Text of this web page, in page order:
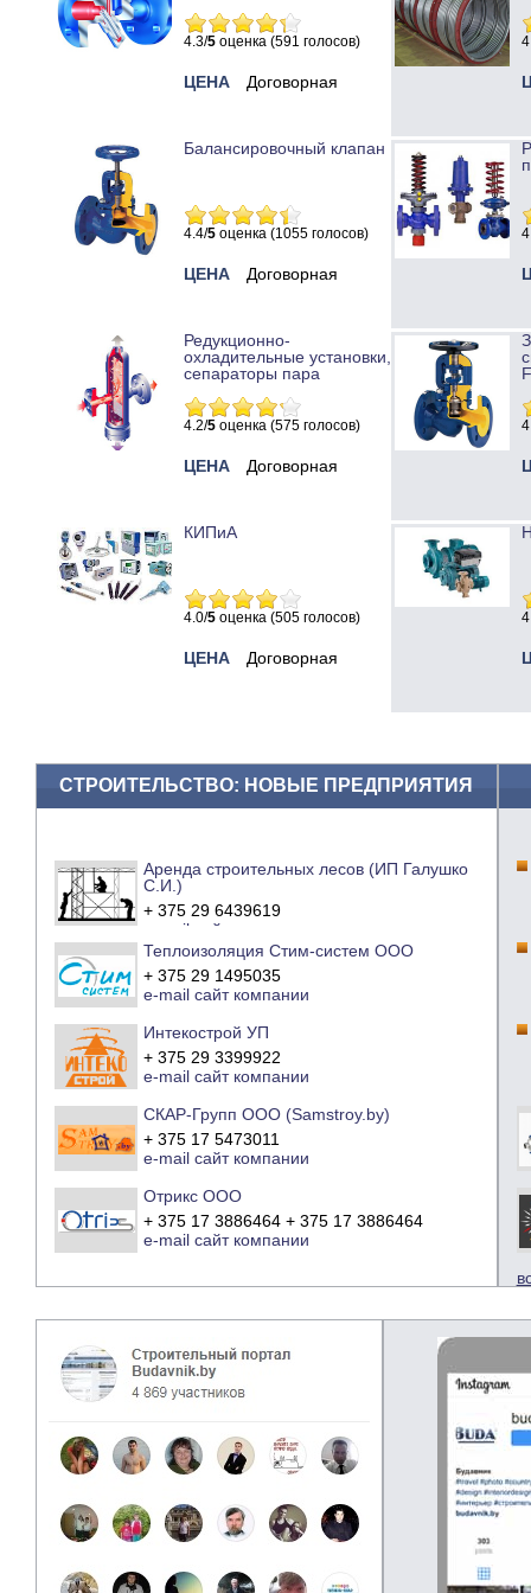
4.3/5 оценка (591 голосов)
ЦЕНА Договорная
Балансировочный клапан
4.4/5 оценка (1055 голосов)
ЦЕНА Договорная
Редукционно-
охладительные установки,
сепараторы пара
4.2/5 оценка (575 голосов)
ЦЕНА Договорная
КИПиА
4.0/5 оценка (505 голосов)
ЦЕНА Договорная
СТРОИТЕЛЬСТВО: НОВЫЕ ПРЕДПРИЯТИЯ
Аренда строительных лесов (ИП Галушко
С.И.)
+ 375 29 6439619
e-mail
сайт компании
Теплоизоляция Стим-систем ООО
+ 375 29 1495035
e-mail сайт компании
Интекострой УП
+ 375 29 3399922
e-mail сайт компании
СКАР-Групп ООО (Samstroy.by)
+ 375 17 5473011
e-mail сайт компании
Отрикс ООО
+ 375 17 3886464 + 375 17 3886464
e-mail сайт компании